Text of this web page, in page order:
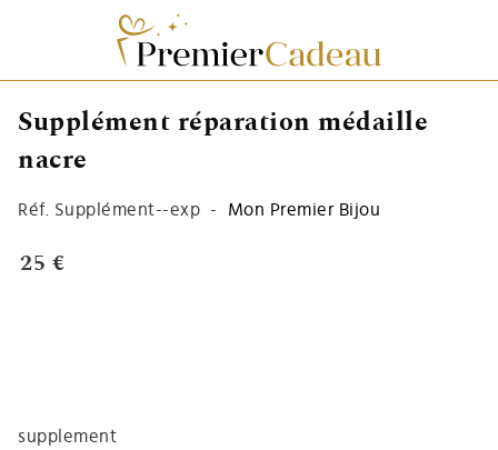
Supplément réparation médaille
nacre
Réf. Supplément--exp - Mon Premier Bijou
25 €
supplement